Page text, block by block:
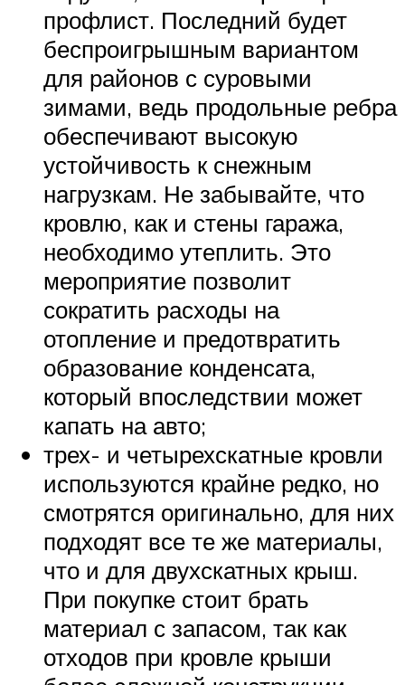
профлист. Последний будет
беспроигрышным вариантом
для районов с суровыми
зимами, ведь продольные ребра
обеспечивают высокую
устойчивость к снежным
нагрузкам. Не забывайте, что
кровлю, как и стены гаража,
необходимо утеплить. Это
мероприятие позволит
сократить расходы на
отопление и предотвратить
образование конденсата,
который впоследствии может
капать на авто;
трех- и четырехскатные кровли
используются крайне редко, но
смотрятся оригинально, для них
подходят все те же материалы,
что и для двухскатных крыш.
При покупке стоит брать
материал с запасом, так как
отходов при кровле крыши